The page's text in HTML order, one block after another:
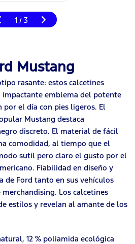
1 / 3
Mustang
rasante: estos calcetines
emblema del potente
el día con pies ligeros. El
Mustang destaca
discreto. El material de fácil
comodidad, al tiempo que el
sutil pero claro el gusto por el
Fiabilidad en diseño y
de Ford tanto en sus vehículos
Los calcetines
estilos y revelan al amante de los
12 % poliamida ecológica